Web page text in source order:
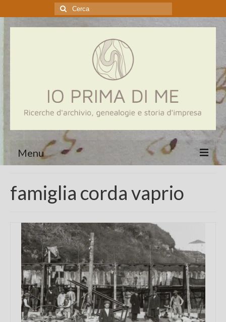
Cerca:
Menu
Genealogia
Aziende
Chi sono
FAQ
Contatti
famiglia corda vaprio